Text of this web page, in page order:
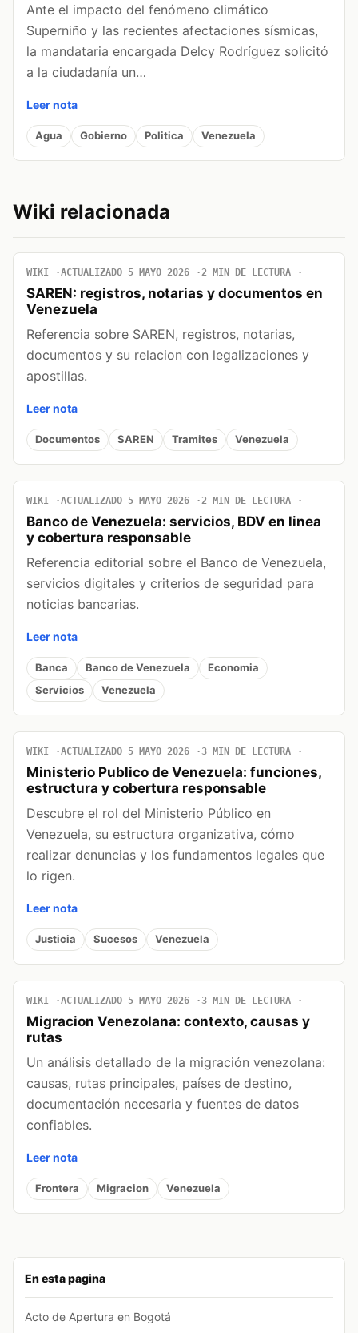
En esta pagina
Acto de Apertura en Bogotá
Ante el impacto del fenómeno climático
Superniño y las recientes afectaciones sísmicas,
la mandataria encargada Delcy Rodríguez solicitó
a la ciudadanía un…
Leer nota
Agua Gobierno Politica Venezuela
Wiki relacionada
WIKI ACTUALIZADO 5 MAYO 2026 2 MIN DE LECTURA
SAREN: registros, notarias y documentos en
Venezuela
Referencia sobre SAREN, registros, notarias,
documentos y su relacion con legalizaciones y
apostillas.
Leer nota
Documentos SAREN Tramites Venezuela
WIKI ACTUALIZADO 5 MAYO 2026 2 MIN DE LECTURA
Banco de Venezuela: servicios, BDV en linea
y cobertura responsable
Referencia editorial sobre el Banco de Venezuela,
servicios digitales y criterios de seguridad para
noticias bancarias.
Leer nota
Banca Banco de Venezuela
Economia
Servicios
Venezuela
WIKI ACTUALIZADO 5 MAYO 2026 3 MIN DE LECTURA
Ministerio Publico de Venezuela: funciones,
estructura y cobertura responsable
Descubre el rol del Ministerio Público en
Venezuela, su estructura organizativa, cómo
realizar denuncias y los fundamentos legales que
lo rigen.
Leer nota
Justicia Sucesos Venezuela
WIKI ACTUALIZADO 5 MAYO 2026 3 MIN DE LECTURA
Migracion Venezolana: contexto, causas y
rutas
Un análisis detallado de la migración venezolana:
causas, rutas principales, países de destino,
documentación necesaria y fuentes de datos
confiables.
Leer nota
Frontera Migracion Venezuela